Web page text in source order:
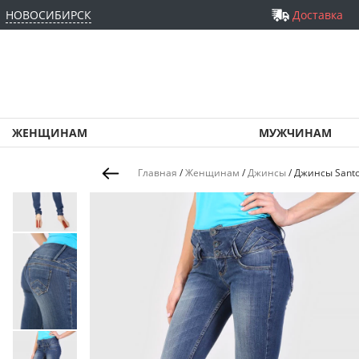
НОВОСИБИРСК Доставка
ЖЕНЩИНАМ МУЖЧИНАМ
Главная /Женщинам /Джинсы/Джинсы